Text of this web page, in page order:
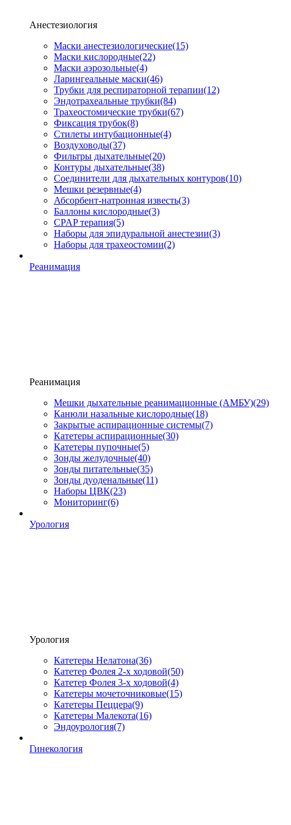
Анестезиология
Маски анестезиологические(15)
Маски кислородные(22)
Маски аэрозольные(4)
Ларингеальные маски(46)
Трубки для респираторной терапии(12)
Эндотрахеальные трубки(84)
Трахеостомические трубки(67)
Фиксация трубок(8)
Стилеты интубационные(4)
Воздуховоды(37)
Фильтры дыхательные(20)
Контуры дыхательные(38)
Соединители для дыхательных контуров(10)
Мешки резервные(4)
Абсорбент-натронная известь(3)
Баллоны кислородные(3)
CPAP терапия(5)
Наборы для эпидуральной анестезии(3)
Наборы для трахеостомии(2)
Реанимация
Реанимация
Мешки дыхательные реанимационные (АМБУ)(29)
Канюли назальные кислородные(18)
Закрытые аспирационные системы(7)
Катетеры аспирационные(30)
Катетеры пупочные(5)
Зонды желудочные(40)
Зонды питательные(35)
Зонды дуоденальные(11)
Наборы ЦВК(23)
Мониторинг(6)
Урология
Урология
Катетеры Нелатона(36)
Катетер Фолея 2-х ходовой(50)
Катетер Фолея 3-х ходовой(4)
Катетеры мочеточниковые(15)
Катетеры Пеццера(9)
Катетеры Малекота(16)
Эндоурология(7)
Гинекология